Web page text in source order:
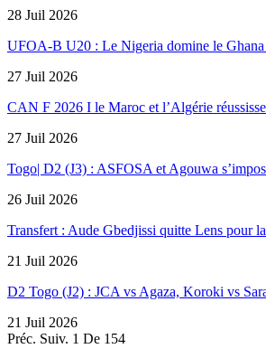
28 Juil 2026
UFOA-B U20 : Le Nigeria domine le
27 Juil 2026
CAN F 2026 I le Maroc et l’Algérie
27 Juil 2026
Togo| D2 (J3) : ASFOSA et Agouwa
26 Juil 2026
Transfert : Aude Gbedjissi quitte Lens pour
21 Juil 2026
D2 Togo (J2) : JCA vs Agaza, Koroki vs
21 Juil 2026
Préc. Suiv. 1 De 154